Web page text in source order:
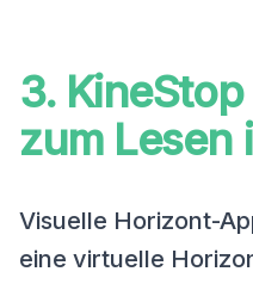
3.
zum Lesen
Visuelle Horizont-
eine virtuelle